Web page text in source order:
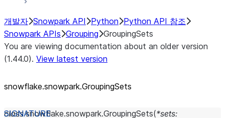
개발자 Snowpark API Python Python API 참조
Snowpark APIs Grouping GroupingSets
You are viewing documentation about an older version
(1.44.0). View latest version
snowflake.snowpark.GroupingSets
class snowflake.snowpark.GroupingSets(*sets: